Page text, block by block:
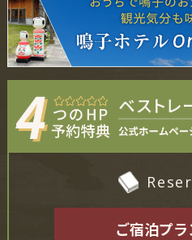
ご宿泊プ